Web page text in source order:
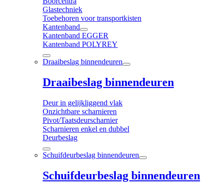
Glastechniek
Toebehoren voor transportkisten
Kantenband
Kantenband EGGER
Kantenband POLYREY
Draaibeslag binnendeuren
Draaibeslag binnendeuren
Deur in gelijkliggend vlak
Onzichtbare scharnieren
Pivot/Taatsdeurscharnier
Scharnieren enkel en dubbel
Deurbeslag
Schuifdeurbeslag binnendeuren
Schuifdeurbeslag binnendeuren